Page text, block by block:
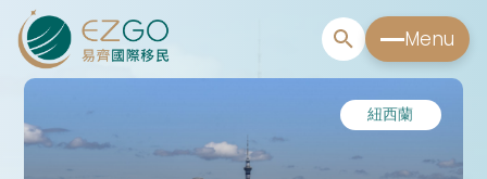
Menu
紐西蘭